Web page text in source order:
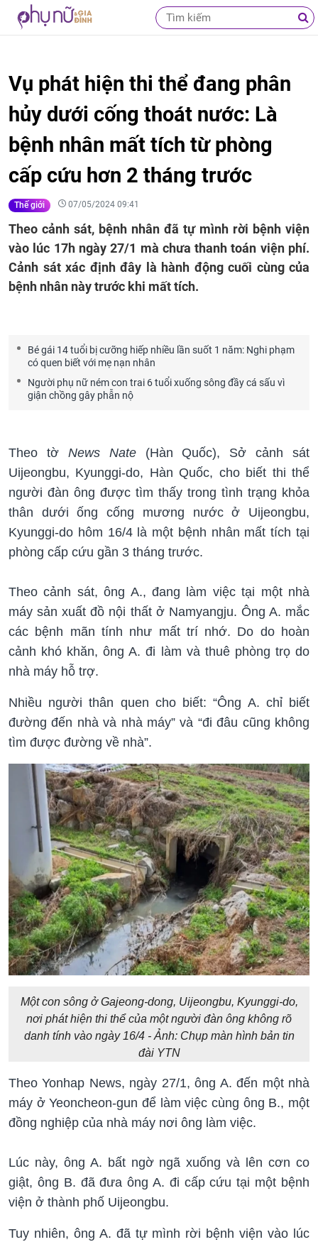
Vụ phát hiện thi thể đang phân
hủy dưới cống thoát nước: Là
bệnh nhân mất tích từ phòng
cấp cứu hơn 2 tháng trước
Thế giới 07/05/2024 09:41
Theo cảnh sát, bệnh nhân đã tự mình rời bệnh viện
vào lúc 17h ngày 27/1 mà chưa thanh toán viện phí.
Cảnh sát xác định đây là hành động cuối cùng của
bệnh nhân này trước khi mất tích.
Bé gái 14 tuổi bị cưỡng hiếp nhiều lần suốt 1 năm: Nghi phạm
có quen biết với mẹ nạn nhân
Người phụ nữ ném con trai 6 tuổi xuống sông đầy cá sấu vì
giận chồng gây phẫn nộ
Theo tờ News Nate(Hàn Quốc), Sở cảnh sát
Uijeongbu, Kyunggi-do, Hàn Quốc, cho biết thi thể
người đàn ông được tìm thấy trong tình trạng khỏa
thân dưới ống cống mương nước ở Uijeongbu,
Kyunggi-do hôm 16/4 là một bệnh nhân mất tích tại
phòng cấp cứu gần 3 tháng trước.
Theo cảnh sát, ông A., đang làm việc tại một nhà
máy sản xuất đồ nội thất ở Namyangju. Ông A. mắc
các bệnh mãn tính như mất trí nhớ. Do do hoàn
cảnh khó khăn, ông A. đi làm và thuê phòng trọ do
nhà máy hỗ trợ.
Nhiều người thân quen cho biết: “Ông A. chỉ biết
đường đến nhà và nhà máy” và “đi đâu cũng không
tìm được đường về nhà”.
Một con sông ở Gajeong-dong, Uijeongbu, Kyunggi-do,
nơi phát hiện thi thể của một người đàn ông không rõ
danh tính vào ngày 16/4 - Ảnh: Chụp màn hình bản tin
đài YTN
Theo Yonhap News, ngày 27/1, ông A. đến một nhà
máy ở Yeoncheon-gun để làm việc cùng ông B., một
đồng nghiệp của nhà máy nơi ông làm việc.
Lúc này, ông A. bất ngờ ngã xuống và lên cơn co
giật, ông B. đã đưa ông A. đi cấp cứu tại một bệnh
viện ở thành phố Uijeongbu.
Tuy nhiên, ông A. đã tự mình rời bệnh viện vào lúc